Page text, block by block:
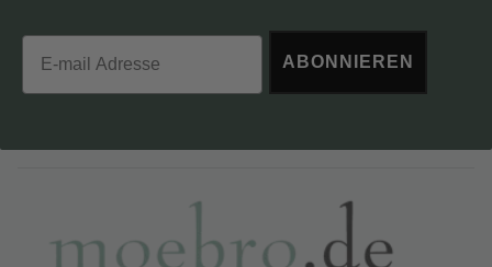
Email
ABONNIEREN